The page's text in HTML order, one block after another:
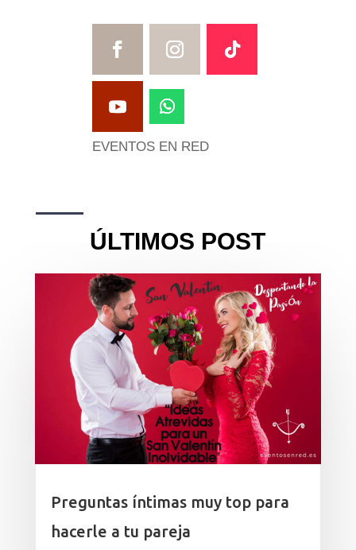
EVENTOS EN RED
ÚLTIMOS POST
Preguntas íntimas muy top para
hacerle a tu pareja